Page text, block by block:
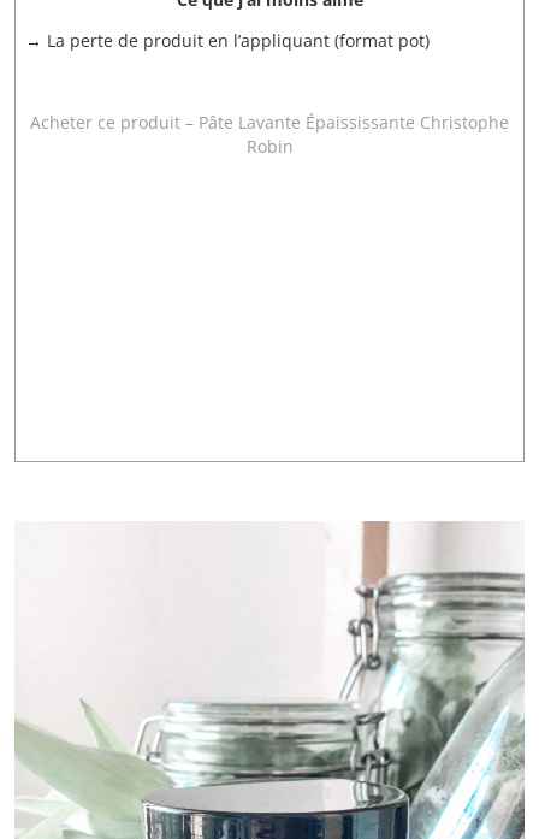
→ La perte de produit en l’appliquant (format pot)
Acheter ce produit – Pâte Lavante Épaississante Christophe
Robin